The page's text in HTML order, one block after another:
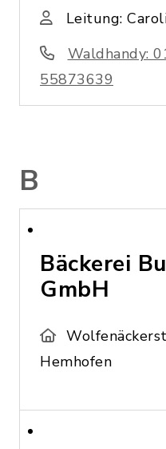
Leitung:
Waldhandy:
55873639
B
Bäckerei
GmbH
Hemhofen